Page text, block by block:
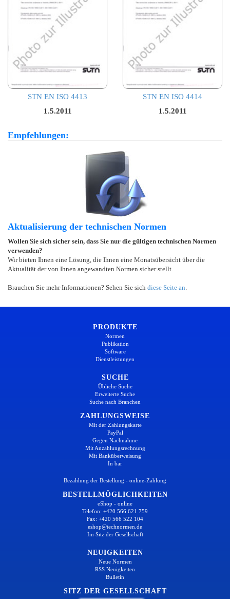
STN EN ISO 4413
1.5.2011
STN EN ISO 4414
1.5.2011
Empfehlungen:
Aktualisierung der technischen Normen
Wollen Sie sich sicher sein, dass Sie nur die gültigen technischen Normen
verwenden?
Wir bieten Ihnen eine Lösung, die Ihnen eine Monatsübersicht über die
Aktualität der von Ihnen angewandten Normen sicher stellt.
Brauchen Sie mehr Informationen? Sehen Sie sich diese Seite an
PRODUKTE
Normen
Publikation
Software
Dienstleistungen
SUCHE
Übliche Suche
Erweiterte Suche
Suche nach Branchen
ZAHLUNGSWEISE
Mit der Zahlungskarte
PayPal
Gegen Nachnahme
Mit Anzahlungsrechnung
Mit Banküberweisung
In bar
Bezahlung der Bestellung - online-Zahlung
BESTELLMÖGLICHKEITEN
eShop - online
Telefon: +420 566 621 759
Fax: +420 566 522 104
eshop@technormen.de
Im Sitz der Gesellschaft
NEUIGKEITEN
Neue Normen
RSS Neuigkeiten
Bulletin
SITZ DER GESELLSCHAFT